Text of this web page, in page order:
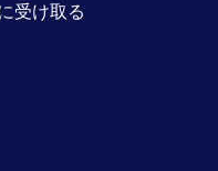
受け取る